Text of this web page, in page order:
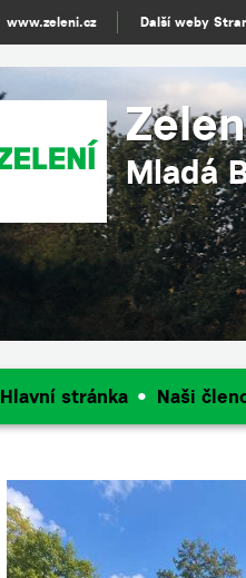
Mladá
Hlavní stránka Naši
www.zeleni.cz Další weby